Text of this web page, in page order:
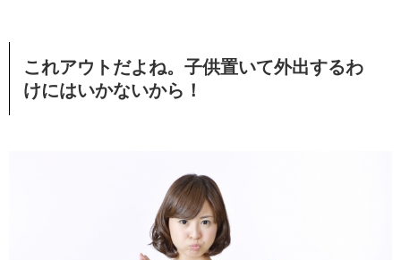
これアウトだよね。子供置いて外出するわ
けにはいかないから！